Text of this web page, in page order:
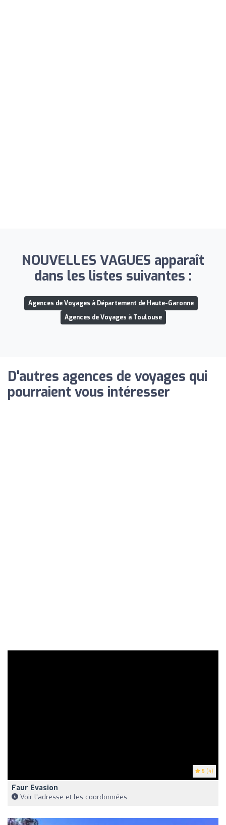
NOUVELLES VAGUES apparaît
dans les listes suivantes :
Agences de Voyages à Département de Haute-Garonne
Agences de Voyages à Toulouse
D'autres agences de voyages qui
pourraient vous intéresser
5 (4)
Faur Evasion
Voir l'adresse et les coordonnées